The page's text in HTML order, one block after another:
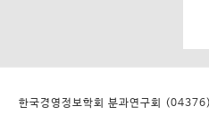
한국경영정보학회 분과연구회